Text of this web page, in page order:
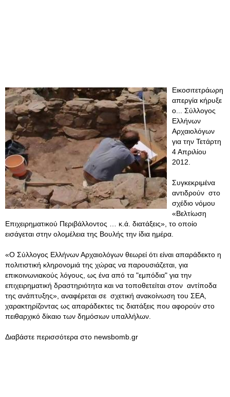
Εικοσιτετράωρη
απεργία κήρυξε
ο... Σύλλογος
Ελλήνων
Αρχαιολόγων
για την Τετάρτη
4 Απριλίου
2012.
Συγκεκριμένα
αντιδρούν στο
σχέδιο νόμου
«Βελτίωση
Επιχειρηματικού Περιβάλλοντος … κ.ά. διατάξεις», το οποίο
εισάγεται στην ολομέλεια της Βουλής την ίδια ημέρα.
«Ο Σύλλογος Ελλήνων Αρχαιολόγων θεωρεί ότι είναι απαράδεκτο η
πολιτιστική κληρονομιά της χώρας να παρουσιάζεται, για
επικοινωνιακούς λόγους, ως ένα από τα "εμπόδια" για την
επιχειρηματική δραστηριότητα και να τοποθετείται στον αντίποδα
της ανάπτυξης», αναφέρεται σε σχετική ανακοίνωση του ΣΕΑ,
χαρακτηρίζοντας ως απαράδεκτες τις διατάξεις που αφορούν στο
πειθαρχικό δίκαιο των δημόσιων υπαλλήλων.
Διαβάστε περισσότερα στο newsbomb.gr